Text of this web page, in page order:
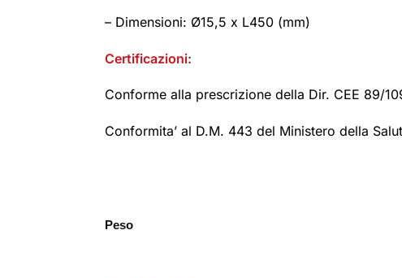
– Dimensioni: Ø15,5 x L450 (mm)
Certificazioni:
Conforme alla prescrizione della Dir. CEE 89/
Conformita’ al D.M. 443 del Ministero della
Peso